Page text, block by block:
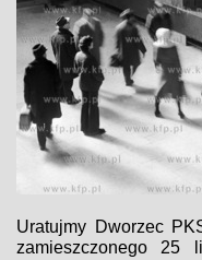
Uratujmy Dworzec
zamieszczonego 25